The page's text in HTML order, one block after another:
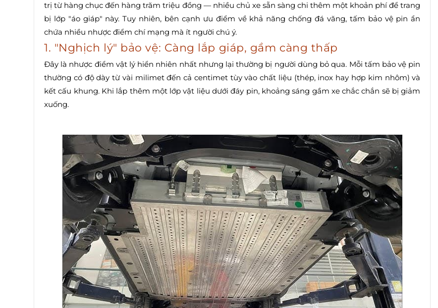
trị từ hàng chục đến hàng trăm triệu đồng — nhiều chủ xe sẵn sàng chi thêm một khoản phí để trang
bị lớp "áo giáp" này. Tuy nhiên, bên cạnh ưu điểm về khả năng chống đá văng, tấm bảo vệ pin ẩn
chứa nhiều nhược điểm chí mạng mà ít người chú ý.
1. "Nghịch lý" bảo vệ: Càng lắp giáp, gầm càng thấp
Đây là nhược điểm vật lý hiển nhiên nhất nhưng lại thường bị người dùng bỏ qua. Mỗi tấm bảo vệ pin
thường có độ dày từ vài milimet đến cả centimet tùy vào chất liệu (thép, inox hay hợp kim nhôm) và
kết cấu khung. Khi lắp thêm một lớp vật liệu dưới đáy pin, khoảng sáng gầm xe chắc chắn sẽ bị giảm
xuống.